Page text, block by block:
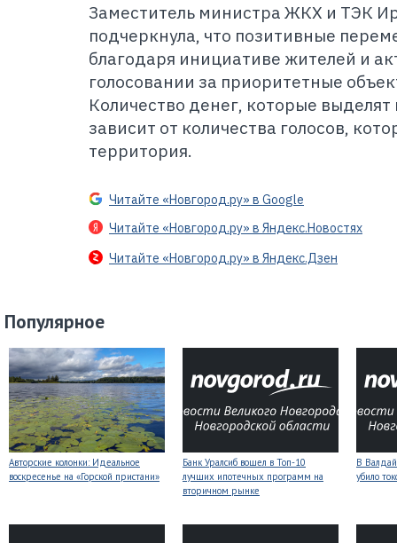
Заместитель министра ЖКХ и ТЭК
подчеркнула, что позитивные
благодаря инициативе жителей и
голосовании за приоритетные
Количество денег, которые
зависит от количества голосов,
территория.
Читайте «Новгород.ру» в Google
Читайте «Новгород.ру» в Яндекс.Новостях
Читайте «Новгород.ру» в Яндекс.Дзен
Популярное
Авторские колонки: Идеальное
воскресенье на «Горской пристани»
Банк Уралсиб вошел в Топ-10
лучших ипотечных программ на
вторичном рынке
В
убило